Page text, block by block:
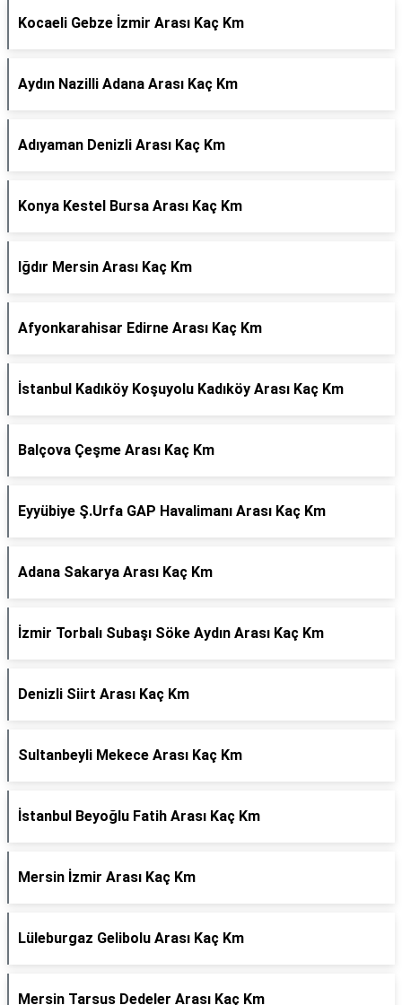
Kocaeli Gebze İzmir Arası Kaç Km
Aydın Nazilli Adana Arası Kaç Km
Adıyaman Denizli Arası Kaç Km
Konya Kestel Bursa Arası Kaç Km
Iğdır Mersin Arası Kaç Km
Afyonkarahisar Edirne Arası Kaç Km
İstanbul Kadıköy Koşuyolu Kadıköy Arası Kaç Km
Balçova Çeşme Arası Kaç Km
Eyyübiye Ş.Urfa GAP Havalimanı Arası Kaç Km
Adana Sakarya Arası Kaç Km
İzmir Torbalı Subaşı Söke Aydın Arası Kaç Km
Denizli Siirt Arası Kaç Km
Sultanbeyli Mekece Arası Kaç Km
İstanbul Beyoğlu Fatih Arası Kaç Km
Mersin İzmir Arası Kaç Km
Lüleburgaz Gelibolu Arası Kaç Km
Mersin Tarsus Dedeler Arası Kaç Km